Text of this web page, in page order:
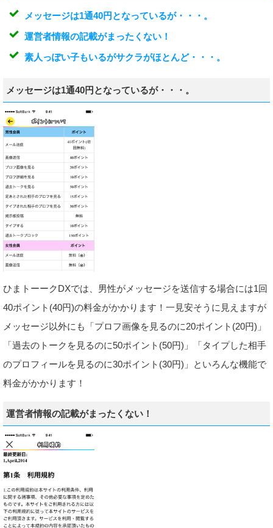
メッセージは1通40円となっているが・・・。
運営者情報の記載がまったくない！
素人っぽい子もいるがサクラがほとんど・・・。
メッセージは1通40円となっているが・・・。
ひまトーークDXでは、男性がメッセージを送信する場合には1回
40ポイント(40円)の料金がかかります！一見安そうに見えますが
メッセージ以外にも「プロフ画像を見るのに20ポイント(20円)」
「過去のトークを見るのに50ポイント(50円)」「タイプした相手
のプロフィールを見るのに30ポイント(30円)」といろんな機能で
料金がかかります！
運営者情報の記載がまったくない！